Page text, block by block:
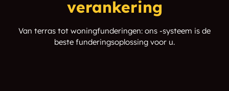
Wamsley
West Fort William Whitedog
verankering
Van terras tot woningfunderingen: ons -systeem is de
beste funderingsoplossing voor u.